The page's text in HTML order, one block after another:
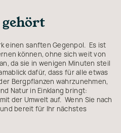
einen sanften Gegenpol. Es ist
können, ohne sich weit von
da sie in wenigen Minuten steil
dafür, dass für alle etwas
Bergpflanzen wahrzunehmen,
Natur in Einklang bringt:
der Umwelt auf. Wenn Sie nach
bereit für Ihr nächstes